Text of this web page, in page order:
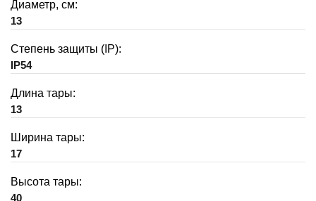
Диаметр, см:
13
Степень защиты (IP):
IP54
Длина тары:
13
Ширина тары:
17
Высота тары:
40